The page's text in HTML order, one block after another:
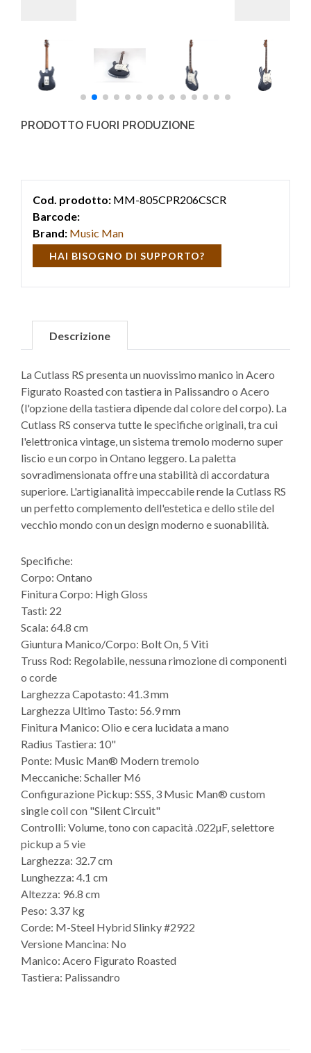
PRODOTTO FUORI PRODUZIONE
Cod. prodotto: MM-805CPR206CSCR
Barcode:
Brand: Music Man
HAI BISOGNO DI SUPPORTO?
Descrizione
La Cutlass RS presenta un nuovissimo manico in Acero
Figurato Roasted con tastiera in Palissandro o Acero
(l'opzione della tastiera dipende dal colore del corpo). La
Cutlass RS conserva tutte le specifiche originali, tra cui
l'elettronica vintage, un sistema tremolo moderno super
liscio e un corpo in Ontano leggero. La paletta
sovradimensionata offre una stabilità di accordatura
superiore. L'artigianalità impeccabile rende la Cutlass RS
un perfetto complemento dell'estetica e dello stile del
vecchio mondo con un design moderno e suonabilità.
Specifiche:
Corpo: Ontano
Finitura Corpo: High Gloss
Tasti: 22
Scala: 64.8 cm
Giuntura Manico/Corpo: Bolt On, 5 Viti
Truss Rod: Regolabile, nessuna rimozione di componenti
o corde
Larghezza Capotasto: 41.3 mm
Larghezza Ultimo Tasto: 56.9 mm
Finitura Manico: Olio e cera lucidata a mano
Radius Tastiera: 10"
Ponte: Music Man® Modern tremolo
Meccaniche: Schaller M6
Configurazione Pickup: SSS, 3 Music Man® custom
single coil con "Silent Circuit"
Controlli: Volume, tono con capacità .022µF, selettore
pickup a 5 vie
Larghezza: 32.7 cm
Lunghezza: 4.1 cm
Altezza: 96.8 cm
Peso: 3.37 kg
Corde: M-Steel Hybrid Slinky #2922
Versione Mancina: No
Manico: Acero Figurato Roasted
Tastiera: Palissandro